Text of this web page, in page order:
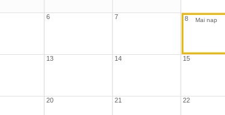
6 7 8
13 14 15
20 21 22